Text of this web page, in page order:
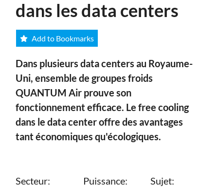
dans les data centers
Add to Bookmarks
Dans plusieurs data centers au Royaume-
Uni, ensemble de groupes froids
QUANTUM Air prouve son
fonctionnement efficace. Le free cooling
dans le data center offre des avantages
tant économiques qu'écologiques.
Secteur: Puissance: Sujet: